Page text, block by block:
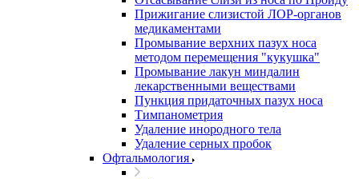
Прижигание слизистой ЛОР-органов
медикаментами
Промывание верхних пазух носа
методом перемещения "кукушка"
Промывание лакун миндалин
лекарственными веществами
Пункция придаточных пазух носа
Тимпанометрия
Удаление инородного тела
Удаление серных пробок
Офтальмология